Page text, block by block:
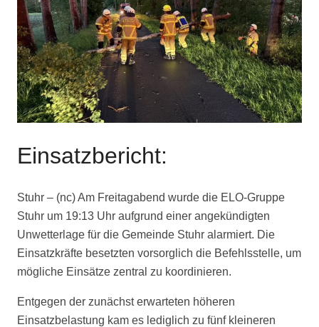
Einsatzbericht:
Stuhr – (nc) Am Freitagabend wurde die ELO‑Gruppe
Stuhr um 19:13 Uhr aufgrund einer angekündigten
Unwetterlage für die Gemeinde Stuhr alarmiert. Die
Einsatzkräfte besetzten vorsorglich die Befehlsstelle, um
mögliche Einsätze zentral zu koordinieren.
Entgegen der zunächst erwarteten höheren
Einsatzbelastung kam es lediglich zu fünf kleineren